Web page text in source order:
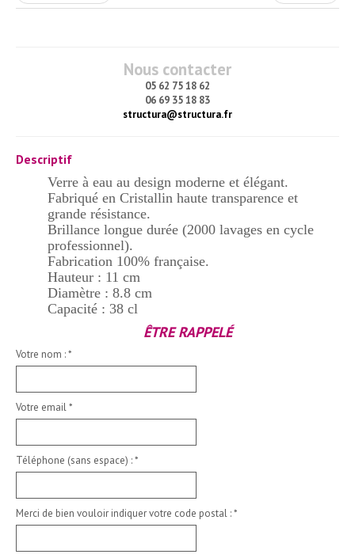
Nous contacter
05 62 75 18 62
06 69 35 18 83
structura@structura.fr
Descriptif
Verre à eau au design moderne et élégant.
Fabriqué en Cristallin haute transparence et
grande résistance.
Brillance longue durée (2000 lavages en cycle
professionnel).
Fabrication 100% française.
Hauteur : 11 cm
Diamètre : 8.8 cm
Capacité : 38 cl
ÊTRE RAPPELÉ
Votre nom :*
Votre email*
Téléphone (sans espace) :*
Merci de bien vouloir indiquer votre code postal :*